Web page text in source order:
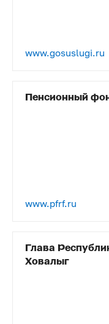
www.gosuslugi.ru
Пенсионный
www.pfrf.ru
Глава
Ховалыг